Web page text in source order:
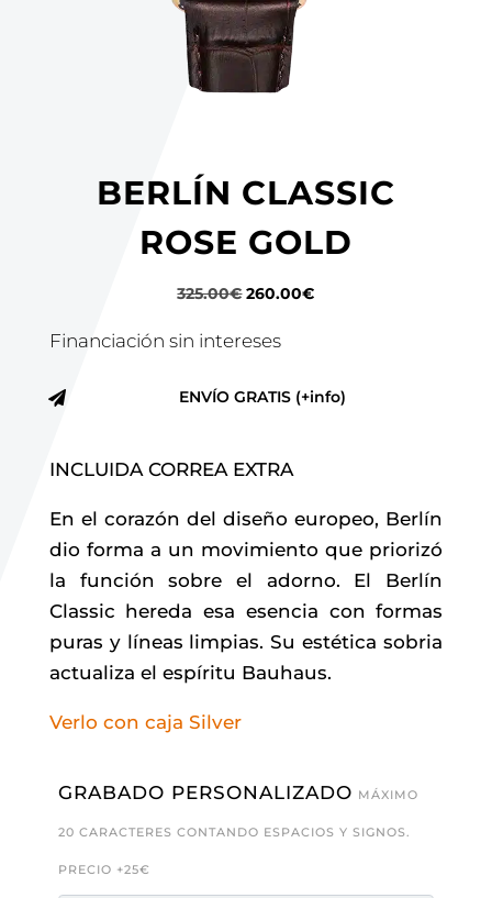
BERLÍN CLASSIC
ROSE GOLD
325.00€El
original
260.00€El
Financiación sin intereses
 ENVÍO GRATIS (+info)
INCLUIDA CORREA EXTRA
En el corazón del diseño europeo, Berlín
dio forma a un movimiento que priorizó
la función sobre el adorno. El Berlín
Classic hereda esa esencia con formas
puras y líneas limpias. Su estética sobria
actualiza el espíritu Bauhaus.
Verlo con caja Silver
GRABADO PERSONALIZADO MÁXIMO
20 CARACTERES CONTANDO ESPACIOS Y SIGNOS.
PRECIO +25€